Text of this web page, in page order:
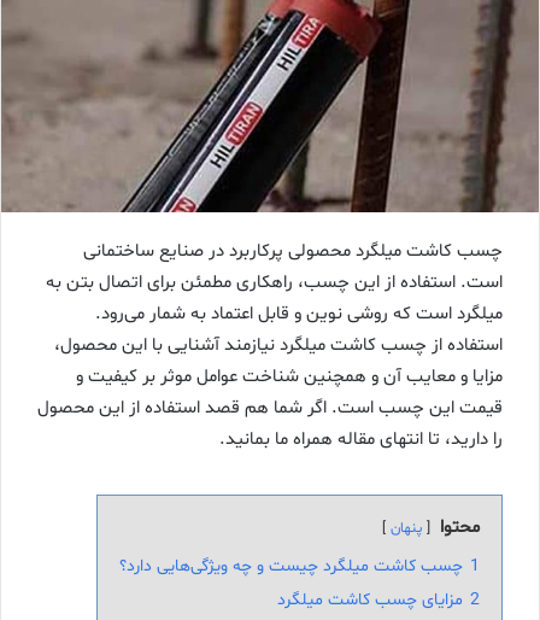
چسب کاشت میلگرد محصولی پرکاربرد در صنایع ساختمانی
است. استفاده از این چسب، راهکاری مطمئن برای اتصال بتن به
میلگرد است که روشی نوین و قابل اعتماد به شمار می‌رود.
استفاده از چسب کاشت میلگرد نیازمند آشنایی با این محصول،
مزایا و معایب آن و همچنین شناخت عوامل موثر بر کیفیت و
قیمت این چسب است. اگر شما هم قصد استفاده از این محصول
را دارید، تا انتهای مقاله همراه ما بمانید.
محتوا پنهان
1 چسب کاشت میلگرد چیست و چه ویژگی‌هایی دارد؟
2 مزایای چسب کاشت میلگرد